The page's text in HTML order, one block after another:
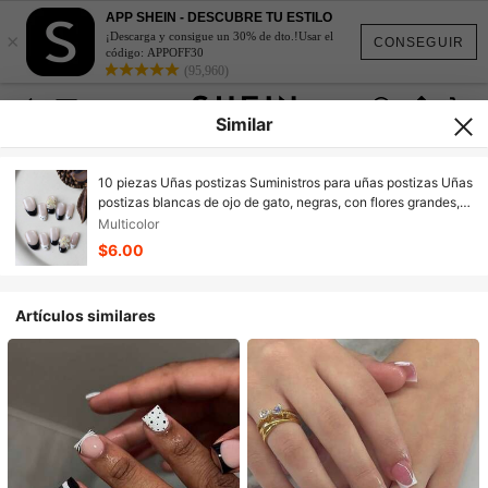
CONSEGUIR
×
APP SHEIN - DESCUBRE TU ESTILO
¡Descarga y consigue un 30% de dto.!Usar el
código: APPOFF30
(95,960)
Similar
10 piezas Uñas postizas Suministros para uñas postizas Uñas
postizas blancas de ojo de gato, negras, con flores grandes,
cortas para oficina y uso diario, kit de uñas artificiales que
incluye 1 hoja de pegatinas adhesivas y 1 lima pequeña
Multicolor
$6.00
Artículos similares